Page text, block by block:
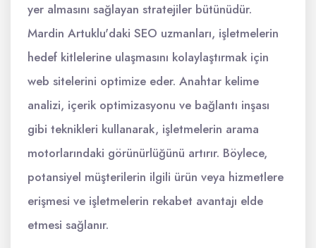
yer almasını sağlayan stratejiler bütünüdür.
Mardin Artuklu'daki SEO uzmanları, işletmelerin
hedef kitlelerine ulaşmasını kolaylaştırmak için
web sitelerini optimize eder. Anahtar kelime
analizi, içerik optimizasyonu ve bağlantı inşası
gibi teknikleri kullanarak, işletmelerin arama
motorlarındaki görünürlüğünü artırır. Böylece,
potansiyel müşterilerin ilgili ürün veya hizmetlere
erişmesi ve işletmelerin rekabet avantajı elde
etmesi sağlanır.